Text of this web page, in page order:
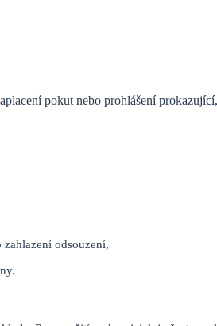
pokut nebo prohlášení
odsouzení,